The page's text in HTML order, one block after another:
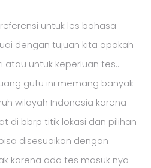
untuk les bahasa
dengan tujuan kita apakah
atau untuk keperluan tes..
gutu ini memang banyak
wilayah Indonesia karena
di bbrp titik lokasi dan pilihan
disesuaikan dengan
karena ada tes masuk nya